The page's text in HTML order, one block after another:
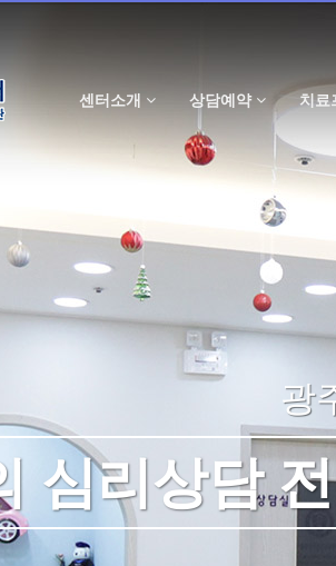
센터소개 상담예약 치료
광
심리상담